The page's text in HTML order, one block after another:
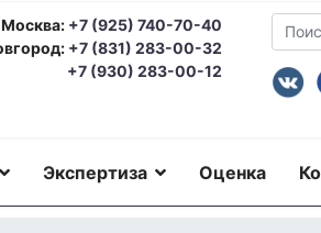
Москва: +7 (925) 740-70-40
+7 (831) 283-00-32
+7 (930) 283-00-12
Экспертиза Оценка